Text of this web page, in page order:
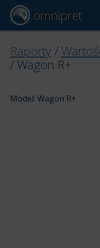
omnipret
Raporty /
/ Wagon R+
Model: Wagon R+